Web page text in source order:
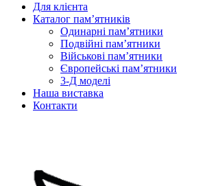
Для клієнта
Каталог пам’ятників
Одинарні пам’ятники
Подвійні пам’ятники
Військові пам’ятники
Європейські пам’ятники
3-Д моделі
Наша виставка
Контакти